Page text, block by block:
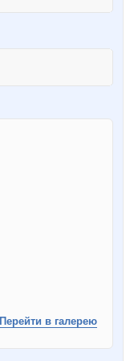
Перейти в галерею